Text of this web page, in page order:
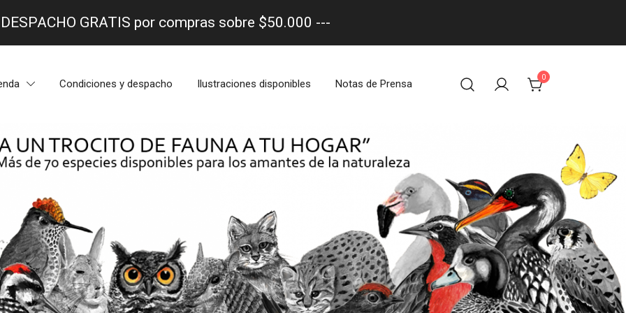
Condiciones y despacho Ilustraciones disponibles Notas de Prensa
0
GRATIS por compras sobre $50.000 ---